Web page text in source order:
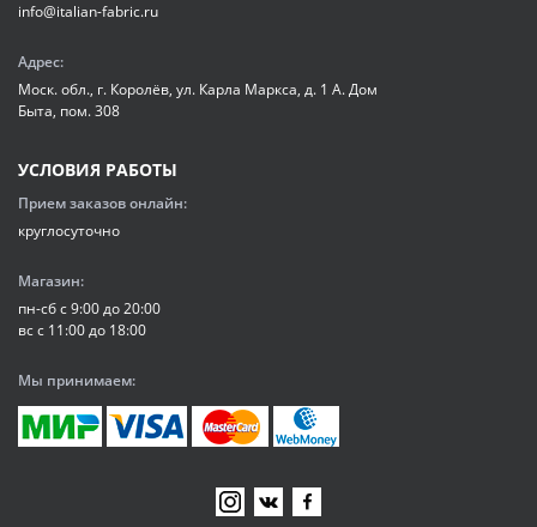
info@italian-fabric.ru
Адрес:
Моск. обл., г. Королёв, ул. Карла Маркса, д. 1 А. Дом
Быта, пом. 308
УСЛОВИЯ РАБОТЫ
Прием заказов онлайн:
круглосуточно
Магазин:
пн-сб с 9:00 до 20:00
вс с 11:00 до 18:00
Мы принимаем: